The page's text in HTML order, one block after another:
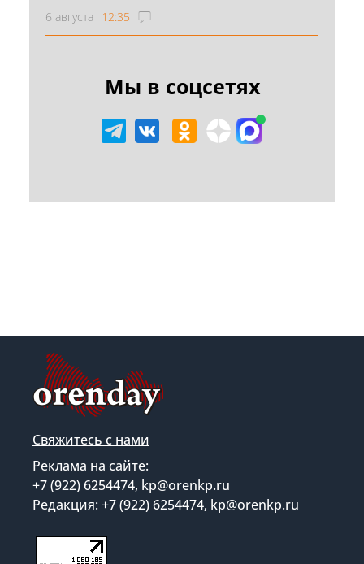
6 августа 12:35
Мы в соцсетях
Свяжитесь с нами
Реклама на сайте:
+7 (922) 6254474, kp@orenkp.ru
Редакция: +7 (922) 6254474, kp@orenkp.ru